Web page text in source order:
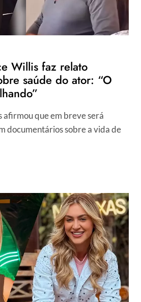
Willis faz relato
saúde do ator: “O
afirmou que em breve será
documentários sobre a vida de